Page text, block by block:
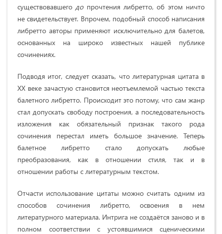
существовавшего допрочтения либретто, об этом ничто
не свидетельствует. Впрочем, подобный способ написания
либретто авторы применяют исключительно для балетов,
основанных на широко известных нашей публике
сочинениях.
Подводя итог, следует сказать, что литературная цитата в
XX веке зачастую становится неотъемлемой частью текста
балетного либретто. Происходит это потому, что сам жанр
стал допускать свободу построения, а последовательность
изложения как обязательный признак такого рода
сочинения перестал иметь большое значение. Теперь
балетное либретто стало допускать любые
преобразования, как в отношении стиля, так и в
отношении работы с литературным текстом.
Отчасти использование цитаты можно считать одним из
способов сочинения либретто, освоения в нем
литературного материала. Интрига не создаётся заново и в
полном соответствии с устоявшимися сценическими